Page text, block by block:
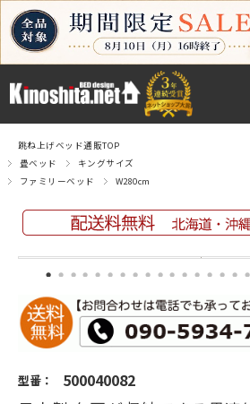
跳ね上げベッド通販TOP
畳ベッド
キングサイズ
ファミリーベッド
W280cm
型番： 500040082